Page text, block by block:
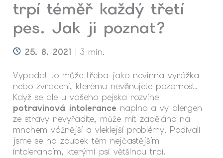
trpí téměř každý třetí
pes. Jak ji poznat?
25. 8. 2021 | 3 min.
Vypadat to může třeba jako nevinná vyrážka
nebo zvracení, kterému nevěnujete pozornost.
Když se ale u vašeho pejska rozvine
potravinová intolerance naplno a vy alergen
ze stravy nevyřadíte, může mít zaděláno na
mnohem vážnější a vleklejší problémy. Podívali
jsme se na zoubek těm nejčastějším
intolerancím, kterými psi většinou trpí.